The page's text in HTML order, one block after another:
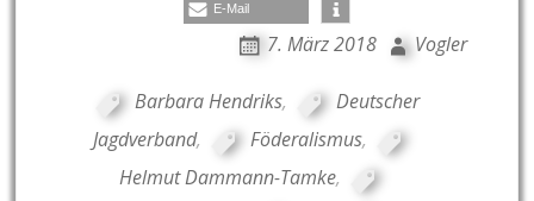
E-Mail
7. März 2018 Vogler
Barbara Hendriks,
Deutscher
Jagdverband, Föderalismus,
Helmut Dammann-Tamke,